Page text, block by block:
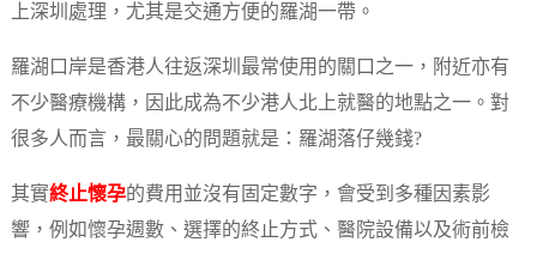
上深圳處理，尤其是交通方便的羅湖一帶。
羅湖口岸是香港人往返深圳最常使用的關口之一，附近亦有
不少醫療機構，因此成為不少港人北上就醫的地點之一。對
很多人而言，最關心的問題就是：羅湖落仔幾錢?
其實終止懷孕的費用並沒有固定數字，會受到多種因素影
響，例如懷孕週數、選擇的終止方式、醫院設備以及術前檢